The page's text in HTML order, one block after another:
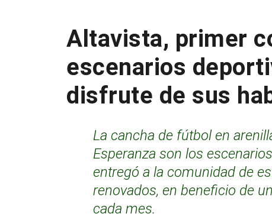
Altavista, primer
escenarios
disfrute de sus
La cancha de fútbol en
Esperanza son los
entregó a la comunidad de
renovados, en beneficio de
cada mes.